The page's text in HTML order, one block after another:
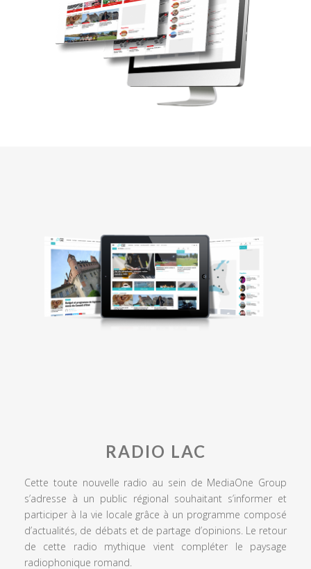
RADIO LAC
Cette toute nouvelle radio au sein de MediaOne Group
s’adresse à un public régional souhaitant s’informer et
participer à la vie locale grâce à un programme composé
d’actualités, de débats et de partage d’opinions. Le retour
de cette radio mythique vient compléter le paysage
radiophonique romand.